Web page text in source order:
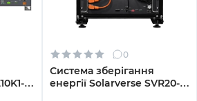
0
Система зберігання
енергії Solarverse SVR20-